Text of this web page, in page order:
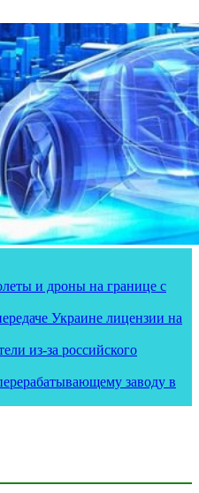
и дроны на границе с
Украине лицензии на
из-за российского
заводу в